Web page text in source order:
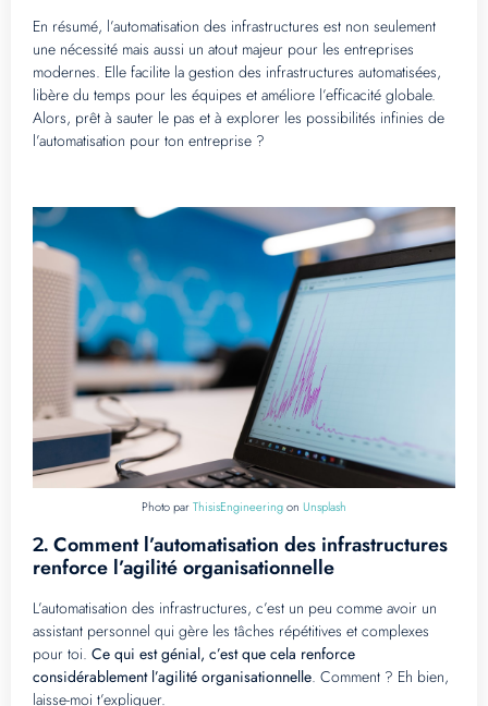
En résumé, l’automatisation des infrastructures est non seulement
une nécessité mais aussi un atout majeur pour les entreprises
modernes. Elle facilite la gestion des infrastructures automatisées,
libère du temps pour les équipes et améliore l’efficacité globale.
Alors, prêt à sauter le pas et à explorer les possibilités infinies de
l’automatisation pour ton entreprise ?
Photo parThisisEngineeringon Unsplash
2. Comment l’automatisation des infrastructures
renforce l’agilité organisationnelle
L’automatisation des infrastructures, c’est un peu comme avoir un
assistant personnel qui gère les tâches répétitives et complexes
pour toi. Ce qui est génial, c’est que cela renforce
considérablement l’agilité organisationnelle. Comment ? Eh bien,
laisse-moi t’expliquer.